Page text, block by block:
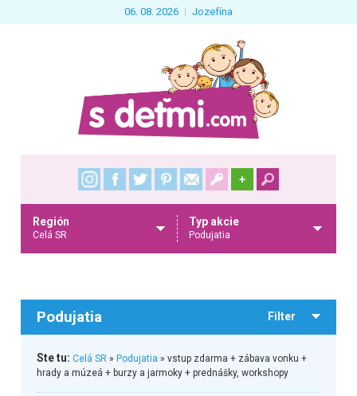
06. 08. 2026 Jozefína
+
Región
Celá SR
Typ akcie
Podujatia
Podujatia Filter
Ste tu: Celá SR» Podujatia » vstup zdarma + zábava vonku +
hrady a múzeá + burzy a jarmoky + prednášky, workshopy